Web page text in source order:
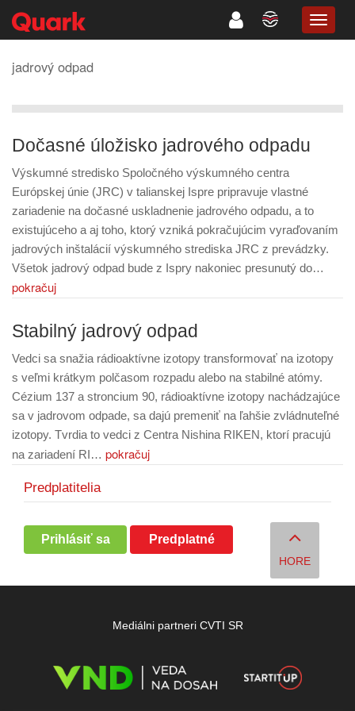
jadrový odpad
Dočasné úložisko jadrového odpadu
Výskumné stredisko Spoločného výskumného centra
Európskej únie (JRC) v talianskej Ispre pripravuje vlastné
zariadenie na dočasné uskladnenie jadrového odpadu, a to
existujúceho a aj toho, ktorý vzniká pokračujúcim vyraďovaním
jadrových inštalácií výskumného strediska JRC z prevádzky.
Všetok jadrový odpad bude z Ispry nakoniec presunutý do…
pokračuj
Stabilný jadrový odpad
Vedci sa snažia rádioaktívne izotopy transformovať na izotopy
s veľmi krátkym polčasom rozpadu alebo na stabilné atómy.
Cézium 137 a stroncium 90, rádioaktívne izotopy nachádzajúce
sa v jadrovom odpade, sa dajú premeniť na ľahšie zvládnuteľné
izotopy. Tvrdia to vedci z Centra Nishina RIKEN, ktorí pracujú
na zariadení RI… pokračuj
Predplatitelia
Prihlásiť sa Predplatné
HORE
Mediálni partneri CVTI SR